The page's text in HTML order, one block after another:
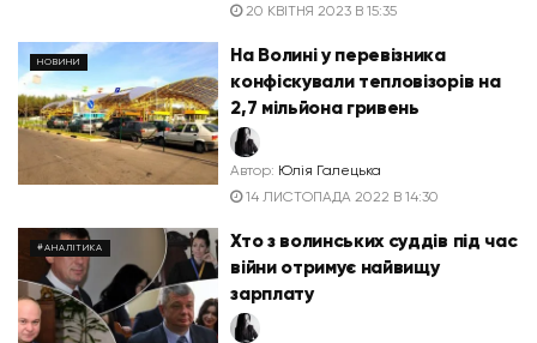
20 КВІТНЯ 2023 В 15:35
НОВИНИ
На Волині у перевізника
конфіскували тепловізорів на
2,7 мільйона гривень
Автор: Юлія Галецька
14 ЛИСТОПАДА 2022 В 14:30
#АНАЛІТИКА
Хто з волинських суддів під час
війни отримує найвищу
зарплату